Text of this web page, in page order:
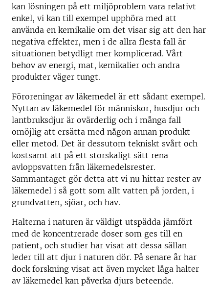
kan lösningen på ett miljöproblem vara relativt
enkel, vi kan till exempel upphöra med att
använda en kemikalie om det visar sig att den har
negativa effekter, men i de allra flesta fall är
situationen betydligt mer komplicerad. Vårt
behov av energi, mat, kemikalier och andra
produkter väger tungt.
Föroreningar av läkemedel är ett sådant exempel.
Nyttan av läkemedel för människor, husdjur och
lantbruksdjur är ovärderlig och i många fall
omöjlig att ersätta med någon annan produkt
eller metod. Det är dessutom tekniskt svårt och
kostsamt att på ett storskaligt sätt rena
avloppsvatten från läkemedelsrester.
Sammantaget gör detta att vi nu hittar rester av
läkemedel i så gott som allt vatten på jorden, i
grundvatten, sjöar, och hav.
Halterna i naturen är väldigt utspädda jämfört
med de koncentrerade doser som ges till en
patient, och studier har visat att dessa sällan
leder till att djur i naturen dör. På senare år har
dock forskning visat att även mycket låga halter
av läkemedel kan påverka djurs beteende.